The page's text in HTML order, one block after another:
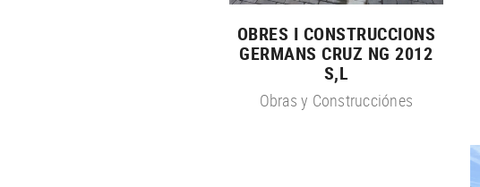
OBRES I CONSTRUCCIONS
GERMANS CRUZ NG 2012
S,L
Obras y Construcciónes